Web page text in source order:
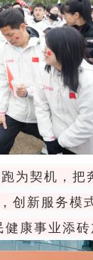
为契机，把
创新服务模
康事业添砖